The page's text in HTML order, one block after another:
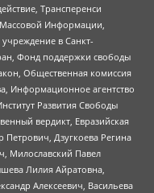
Трансперенси
Информации,
в Санкт-
Фонд поддержки свободы
Общественная комиссия
Информационное агентство
Развития Свободы
вердикт, Евразийская
Дзугкоева Регина
Милославский Павел
Лилия Айратовна,
Алексеевич, Васильева